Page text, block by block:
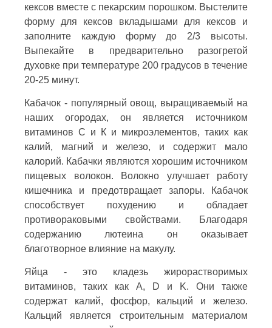
кексов вместе с пекарским порошком. Выстелите
форму для кексов вкладышами для кексов и
заполните каждую форму до 2/3 высоты.
Выпекайте в предварительно разогретой
духовке при температуре 200 градусов в течение
20-25 минут.
Кабачок - популярный овощ, выращиваемый на
наших огородах, он является источником
витаминов С и К и микроэлементов, таких как
калий, магний и железо, и содержит мало
калорий. Кабачки являются хорошим источником
пищевых волокон. Волокно улучшает работу
кишечника и предотвращает запоры. Кабачок
способствует похудению и обладает
противораковыми свойствами. Благодаря
содержанию лютеина он оказывает
благотворное влияние на макулу.
Яйца - это кладезь жирорастворимых
витаминов, таких как A, D и K. Они также
содержат калий, фосфор, кальций и железо.
Кальций является строительным материалом